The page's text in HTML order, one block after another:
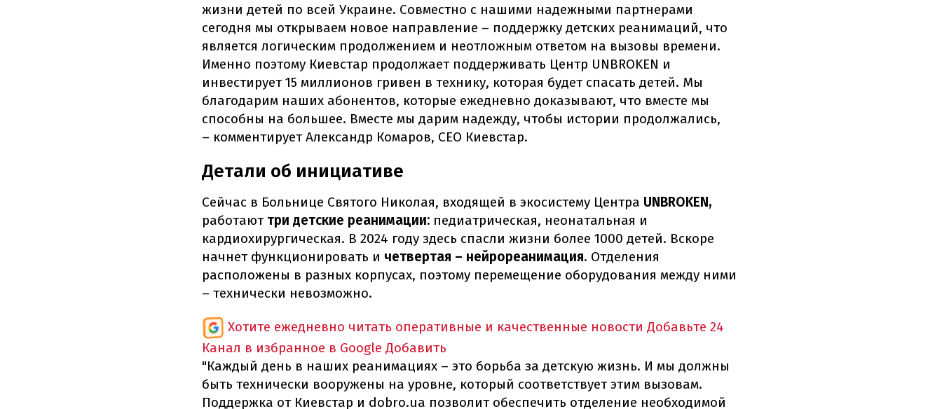
жизни детей по всей Украине. Совместно с нашими надежными партнерами
сегодня мы открываем новое направление – поддержку детских реанимаций, что
является логическим продолжением и неотложным ответом на вызовы времени.
Именно поэтому Киевстар продолжает поддерживать Центр UNBROKEN и
инвестирует 15 миллионов гривен в технику, которая будет спасать детей. Мы
благодарим наших абонентов, которые ежедневно доказывают, что вместе мы
способны на большее. Вместе мы дарим надежду, чтобы истории продолжались,
– комментирует Александр Комаров, СЕО Киевстар.
Детали об инициативе
Сейчас в Больнице Святого Николая, входящей в экосистему Центра UNBROKEN,
работают три детские реанимации: педиатрическая, неонатальная и
кардиохирургическая. В 2024 году здесь спасли жизни более 1000 детей. Вскоре
начнет функционировать и четвертая – нейрореанимация. Отделения
расположены в разных корпусах, поэтому перемещение оборудования между ними
– технически невозможно.
Хотите ежедневно читать оперативные и качественные новости Добавьте 24
Канал в избранное в Google Добавить
"Каждый день в наших реанимациях – это борьба за детскую жизнь. И мы должны
быть технически вооружены на уровне, который соответствует этим вызовам.
Поддержка от Киевстар и dobro.ua позволит обеспечить отделение необходимой